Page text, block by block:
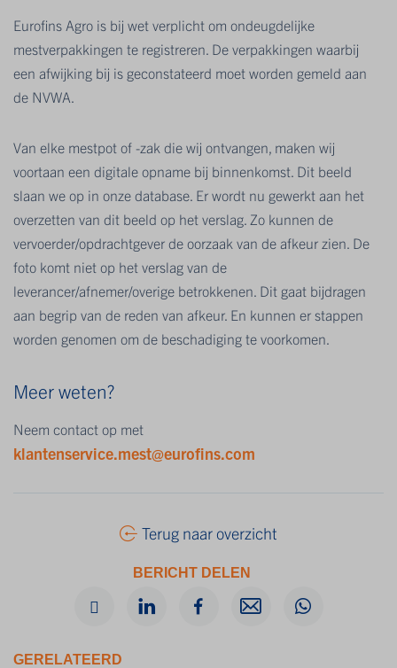
Eurofins Agro is bij wet verplicht om ondeugdelijke
mestverpakkingen te registreren. De verpakkingen waarbij
een afwijking bij is geconstateerd moet worden gemeld aan
de NVWA.
Van elke mestpot of -zak die wij ontvangen, maken wij
voortaan een digitale opname bij binnenkomst. Dit beeld
slaan we op in onze database. Er wordt nu gewerkt aan het
overzetten van dit beeld op het verslag. Zo kunnen de
vervoerder/opdrachtgever de oorzaak van de afkeur zien. De
foto komt niet op het verslag van de
leverancer/afnemer/overige betrokkenen. Dit gaat bijdragen
aan begrip van de reden van afkeur. En kunnen er stappen
worden genomen om de beschadiging te voorkomen.
Meer weten?
Neem contact op met
klantenservice.mest@eurofins.com
Terug naar overzicht
BERICHT DELEN
GERELATEERD